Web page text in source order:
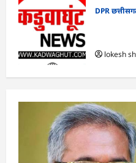
DPR
lokesh